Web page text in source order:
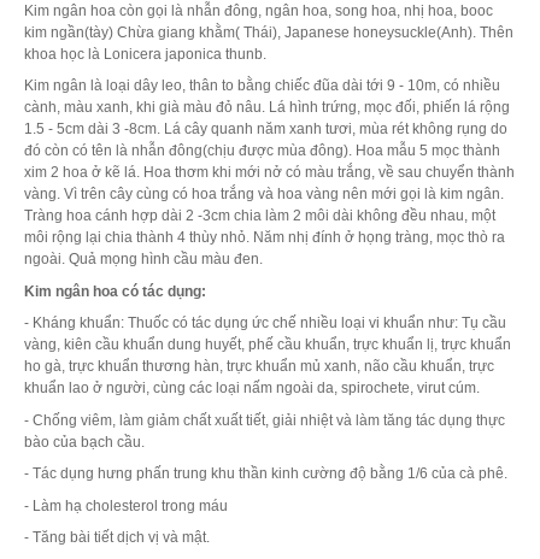
Kim ngân hoa còn gọi là nhẫn đông, ngân hoa, song hoa, nhị hoa, booc
kim ngần(tày) Chừa giang khằm( Thái), Japanese honeysuckle(Anh). Thên
khoa học là Lonicera japonica thunb.
Kim ngân là loại dây leo, thân to bằng chiếc đũa dài tới 9 - 10m, có nhiều
cành, màu xanh, khi già màu đỏ nâu. Lá hình trứng, mọc đối, phiến lá rộng
1.5 - 5cm dài 3 -8cm. Lá cây quanh năm xanh tươi, mùa rét không rụng do
đó còn có tên là nhẫn đông(chịu được mùa đông). Hoa mẫu 5 mọc thành
xim 2 hoa ở kẽ lá. Hoa thơm khi mới nở có màu trắng, về sau chuyển thành
vàng. Vì trên cây cùng có hoa trắng và hoa vàng nên mới gọi là kim ngân.
Tràng hoa cánh hợp dài 2 -3cm chia làm 2 môi dài không đều nhau, một
môi rộng lại chia thành 4 thùy nhỏ. Năm nhị đính ở họng tràng, mọc thò ra
ngoài. Quả mọng hình cầu màu đen.
Kim ngân hoa có tác dụng:
- Kháng khuẩn: Thuốc có tác dụng ức chế nhiều loại vi khuẩn như: Tụ cầu
vàng, kiên cầu khuẩn dung huyết, phế cầu khuẩn, trực khuẩn lị, trực khuẩn
ho gà, trực khuẩn thương hàn, trực khuẩn mủ xanh, não cầu khuẩn, trực
khuẩn lao ở người, cùng các loại nấm ngoài da, spirochete, virut cúm.
- Chống viêm, làm giảm chất xuất tiết, giải nhiệt và làm tăng tác dụng thực
bào của bạch cầu.
- Tác dụng hưng phấn trung khu thần kinh cường độ bằng 1/6 của cà phê.
- Làm hạ cholesterol trong máu
- Tăng bài tiết dịch vị và mật.